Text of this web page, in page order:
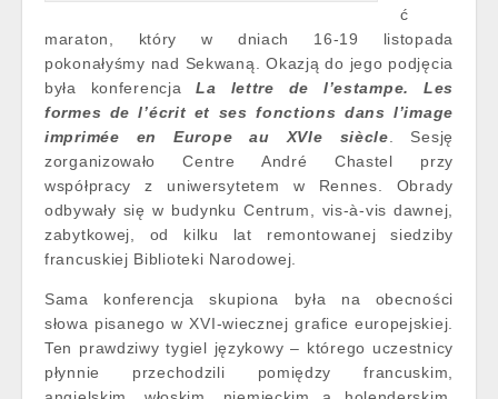
ć
maraton, który w dniach 16-19 listopada
pokonałyśmy nad Sekwaną. Okazją do jego podjęcia
była konferencjaLa lettre de l’estampe. Les
formes de l’écrit et ses fonctions dans l’image
imprimée en Europe au XVIe siècle . Sesję
zorganizowało Centre André Chastel przy
współpracy z uniwersytetem w Rennes. Obrady
odbywały się w budynku Centrum, vis-à-vis dawnej,
zabytkowej, od kilku lat remontowanej siedziby
francuskiej Biblioteki Narodowej.
Sama konferencja skupiona była na obecności
słowa pisanego w XVI-wiecznej grafice europejskiej.
Ten prawdziwy tygiel językowy – którego uczestnicy
płynnie przechodzili pomiędzy francuskim,